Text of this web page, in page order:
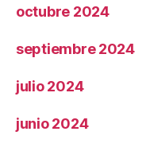
octubre 2024
septiembre 2024
julio 2024
junio 2024